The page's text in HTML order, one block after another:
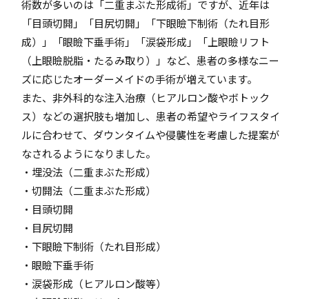
術数が多いのは「二重まぶた形成術」ですが、近年は
「目頭切開」「目尻切開」「下眼瞼下制術（たれ目形
成）」「眼瞼下垂手術」「涙袋形成」「上眼瞼リフト
（上眼瞼脱脂・たるみ取り）」など、患者の多様なニー
ズに応じたオーダーメイドの手術が増えています。
また、非外科的な注入治療（ヒアルロン酸やボトック
ス）などの選択肢も増加し、患者の希望やライフスタイ
ルに合わせて、ダウンタイムや侵襲性を考慮した提案が
なされるようになりました。
・埋没法（二重まぶた形成）
・切開法（二重まぶた形成）
・目頭切開
・目尻切開
・下眼瞼下制術（たれ目形成）
・眼瞼下垂手術
・涙袋形成（ヒアルロン酸等）